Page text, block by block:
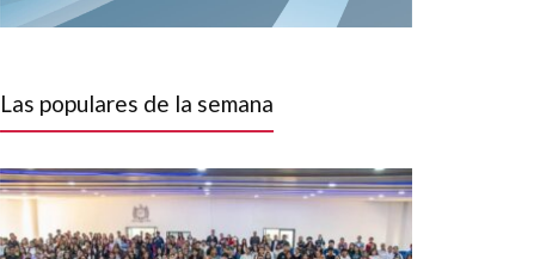
Las populares de la semana